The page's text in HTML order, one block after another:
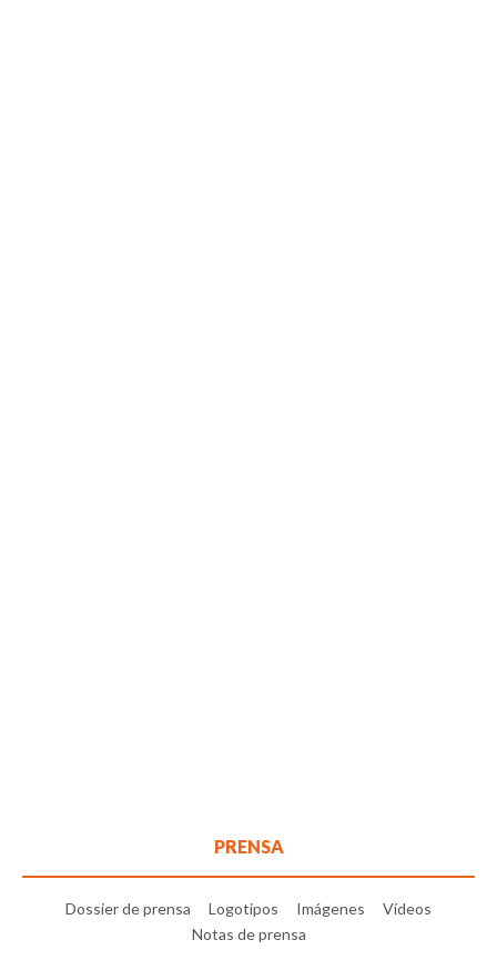
PRENSA
Dossier de prensa Logotipos Imágenes
Vídeos
Notas de prensa